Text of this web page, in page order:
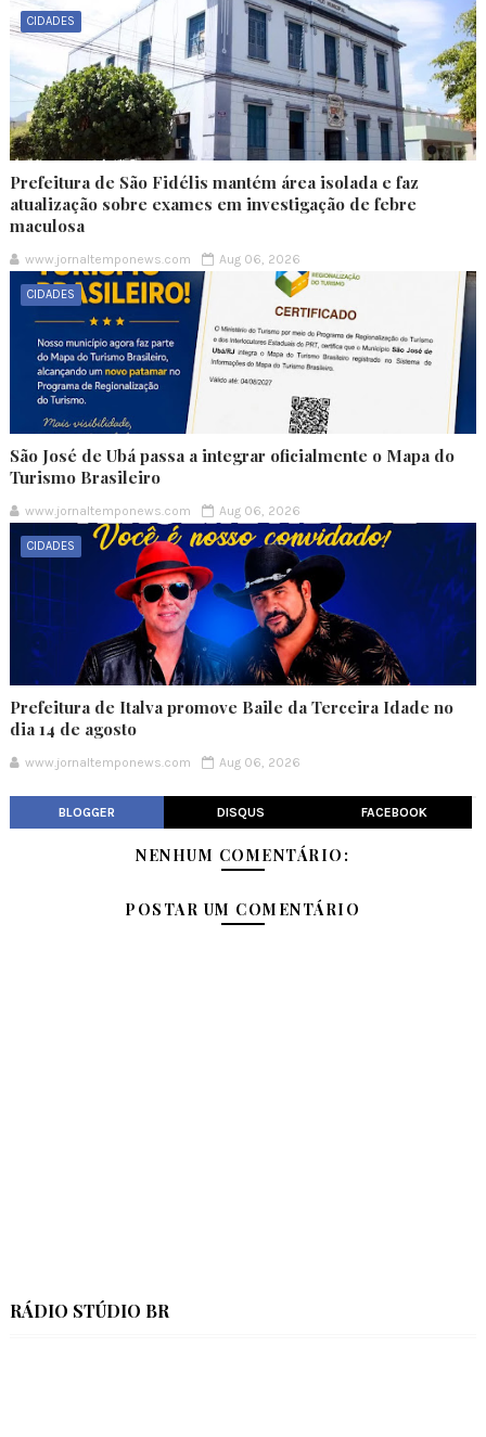
CIDADES
Prefeitura de São Fidélis mantém área isolada e faz
atualização sobre exames em investigação de febre
maculosa
www.jornaltemponews.com Aug 06, 2026
CIDADES
São José de Ubá passa a integrar oficialmente o Mapa do
Turismo Brasileiro
www.jornaltemponews.com Aug 06, 2026
CIDADES
Prefeitura de Italva promove Baile da Terceira Idade no
dia 14 de agosto
www.jornaltemponews.com Aug 06, 2026
BLOGGER DISQUS FACEBOOK
NENHUM COMENTÁRIO:
POSTAR UM COMENTÁRIO
RÁDIO STÚDIO BR